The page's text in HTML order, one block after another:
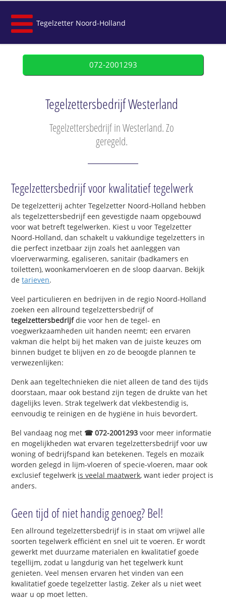
Tegelzetter Noord-Holland
072-2001293
Tegelzettersbedrijf Westerland
Tegelzettersbedrijf in Westerland. Zo
geregeld.
Tegelzettersbedrijf voor kwalitatief tegelwerk
De tegelzetterij achter Tegelzetter Noord-Holland hebben
als tegelzettersbedrijf een gevestigde naam opgebouwd
voor wat betreft tegelwerken. Kiest u voor Tegelzetter
Noord-Holland, dan schakelt u vakkundige tegelzetters in
die perfect inzetbaar zijn zoals het aanleggen van
vloerverwarming, egaliseren, sanitair (badkamers en
toiletten), woonkamervloeren en de sloop daarvan. Bekijk
detarieven.
Veel particulieren en bedrijven in de regio Noord-Holland
zoeken een allround tegelzettersbedrijf of
tegelzettersbedrijfdie voor hen de tegel- en
voegwerkzaamheden uit handen neemt; een ervaren
vakman die helpt bij het maken van de juiste keuzes om
binnen budget te blijven en zo de beoogde plannen te
verwezenlijken:
Denk aan tegeltechnieken die niet alleen de tand des tijds
doorstaan, maar ook bestand zijn tegen de drukte van het
dagelijks leven. Strak tegelwerk dat vlekbestendig is,
eenvoudig te reinigen en de hygiëne in huis bevordert.
Bel vandaag nog met ☎ 072-2001293 voor meer informatie
en mogelijkheden wat ervaren tegelzettersbedrijf voor uw
woning of bedrijfspand kan betekenen. Tegels en mozaïk
worden gelegd in lijm-vloeren of specie-vloeren, maar ook
exclusief tegelwerk is veelal maatwerk, want ieder project is
anders.
Geen tijd of niet handig genoeg? Bel!
Een allround tegelzettersbedrijf is in staat om vrijwel alle
soorten tegelwerk efficiënt en snel uit te voeren. Er wordt
gewerkt met duurzame materialen en kwalitatief goede
tegellijm, zodat u langdurig van het tegelwerk kunt
genieten. Veel mensen ervaren het vinden van een
kwalitatief goede tegelzetter lastig. Zeker als u niet weet
waar u op moet letten.